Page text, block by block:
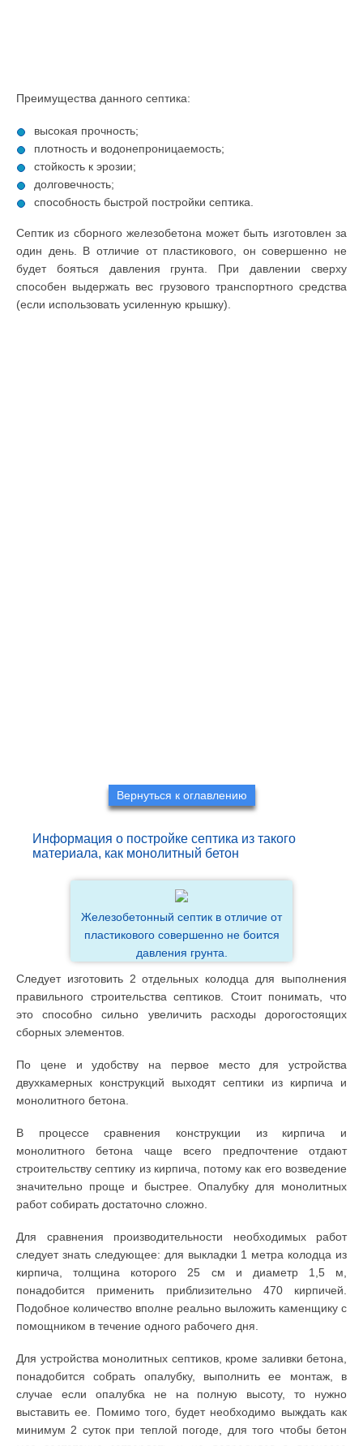
Преимущества данного септика:
высокая прочность;
плотность и водонепроницаемость;
стойкость к эрозии;
долговечность;
способность быстрой постройки септика.
Септик из сборного железобетона может быть изготовлен за
один день. В отличие от пластикового, он совершенно не
будет бояться давления грунта. При давлении сверху
способен выдержать вес грузового транспортного средства
(если использовать усиленную крышку).
Вернуться к оглавлению
Информация о постройке септика из такого
материала, как монолитный бетон
Железобетонный септик в отличие от
пластикового совершенно не боится
давления грунта.
Следует изготовить 2 отдельных колодца для выполнения
правильного строительства септиков. Стоит понимать, что
это способно сильно увеличить расходы дорогостоящих
сборных элементов.
По цене и удобству на первое место для устройства
двухкамерных конструкций выходят септики из кирпича и
монолитного бетона.
В процессе сравнения конструкции из кирпича и
монолитного бетона чаще всего предпочтение отдают
строительству септику из кирпича, потому как его возведение
значительно проще и быстрее. Опалубку для монолитных
работ собирать достаточно сложно.
Для сравнения производительности необходимых работ
следует знать следующее: для выкладки 1 метра колодца из
кирпича, толщина которого 25 см и диаметр 1,5 м,
понадобится применить приблизительно 470 кирпичей.
Подобное количество вполне реально выложить каменщику с
помощником в течение одного рабочего дня.
Для устройства монолитных септиков, кроме заливки бетона,
понадобится собрать опалубку, выполнить ее монтаж, в
случае если опалубка не на полную высоту, то нужно
выставить ее. Помимо того, будет необходимо выждать как
минимум 2 суток при теплой погоде, для того чтобы бетон